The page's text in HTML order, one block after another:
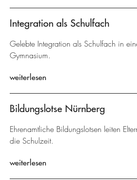
Integration als Schulfach
Gelebte Integration als Schulfach in
Gymnasium.
weiterlesen
Bildungslotse Nürnberg
Ehrenamtliche Bildungslotsen leiten
die Schulzeit.
weiterlesen